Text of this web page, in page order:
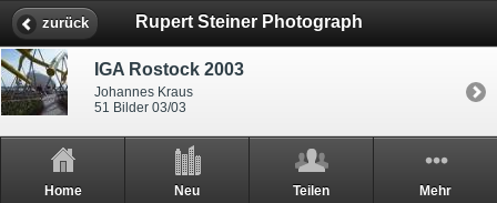
zurück Rupert Steiner Photograph
IGA Rostock 2003
Johannes Kraus
51 Bilder 03/03
Home Neu Teilen Mehr